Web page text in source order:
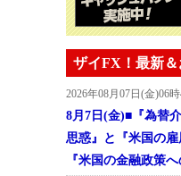
ザイFX！最新
2026年08月07日(金)06
8月7日(金)■『為替
思惑』と『米国の
『米国の金融政策